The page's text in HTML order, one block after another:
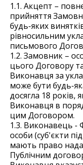
1.1. Акцепт –
прийняття
будь-яких
рівносильним
письмового
1.2. Замовник –
цього Договору
Виконавця за
може бути будь-
досягла 18 років,
Виконавця в
цим Договором.
1.3. Виконавець -
особи (суб'єкти
мають право
Публічним